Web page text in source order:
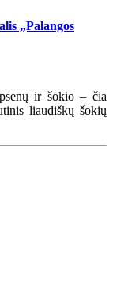
„Palangos
ir šokio – čia
liaudiškų šokių